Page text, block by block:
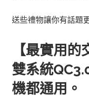
送些禮物讓你有話題
【最實用
雙系統
機都通用。